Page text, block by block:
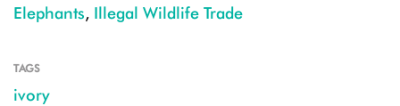
Elephants, Illegal Wildlife Trade
TAGS
ivory